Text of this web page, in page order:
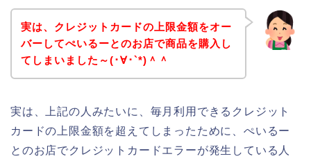
実は、クレジットカードの上限金額をオー
バーしてぺいるーとのお店で商品を購入し
てしまいました～(･∀･`*)＾＾
実は、上記の人みたいに、毎月利用できるクレジット
カードの上限金額を超えてしまったために、ぺいるー
とのお店でクレジットカードエラーが発生している人